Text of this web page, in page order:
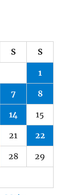
S S
1
7 8
14 15
21 22
28 29